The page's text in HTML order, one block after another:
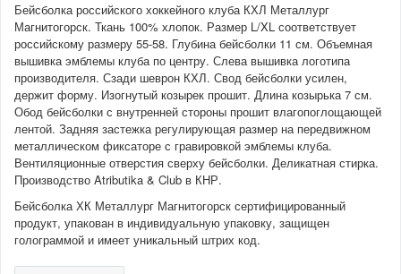
Бейсболка российского хоккейного клуба КХЛ Металлург
Магнитогорск. Ткань 100% хлопок. Размер L/XL соответствует
российскому размеру 55-58. Глубина бейсболки 11 см. Объемная
вышивка эмблемы клуба по центру. Слева вышивка логотипа
производителя. Сзади шеврон КХЛ. Свод бейсболки усилен,
держит форму. Изогнутый козырек прошит. Длина козырька 7 см.
Обод бейсболки с внутренней стороны прошит влагопоглощающей
лентой. Задняя застежка регулирующая размер на передвижном
металлическом фиксаторе с гравировкой эмблемы клуба.
Вентиляционные отверстия сверху бейсболки. Деликатная стирка.
Производство Atributika & Club в КНР.
Бейсболка ХК Металлург Магнитогорск сертифицированный
продукт, упакован в индивидуальную упаковку, защищен
голограммой и имеет уникальный штрих код.